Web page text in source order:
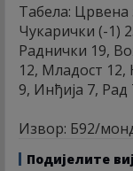
Табела: Црвена
Чукарички (-1)
Раднички 19,
12, Младост 12,
9, Инђија 7,
Извор: Б92/
Подијелите